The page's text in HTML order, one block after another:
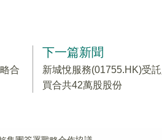
合
下一篇新聞
新城悅服務(01755.HK)受
買合共42萬股股份